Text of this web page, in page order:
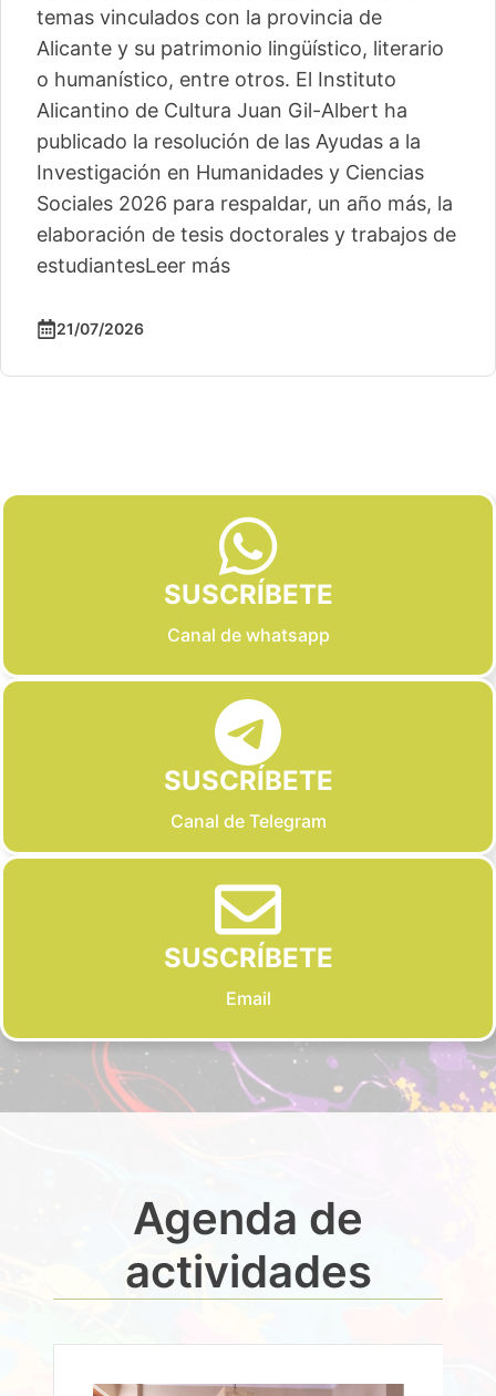
temas vinculados con la provincia de
Alicante y su patrimonio lingüístico, literario
o humanístico, entre otros. El Instituto
Alicantino de Cultura Juan Gil-Albert ha
publicado la resolución de las Ayudas a la
Investigación en Humanidades y Ciencias
Sociales 2026 para respaldar, un año más, la
elaboración de tesis doctorales y trabajos de
estudiantesLeer más
21/07/2026
SUSCRÍBETE
Canal de whatsapp
SUSCRÍBETE
Canal de Telegram
SUSCRÍBETE
Email
Agenda de
actividades